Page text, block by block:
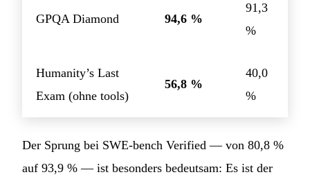
GPQA Diamond 94,6 %
91,3
%
Humanity’s Last
Exam (ohne tools)
56,8 %
40,0
%
Der Sprung bei SWE-bench Verified — von 80,8 %
auf 93,9 % — ist besonders bedeutsam: Es ist der